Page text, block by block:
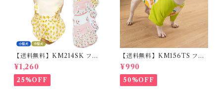
【送料無料】KM214SK フレ
ブル 女の子 スカート ワンピー
ス夏 フリル 犬服 ドックウェア
¥1,260
25%OFF
【送料無料】KM156TS フレ
ブル Tシャツ フレンチブルド
ック レモン柄 犬服 ドックウェ
ア
¥990
50%OFF